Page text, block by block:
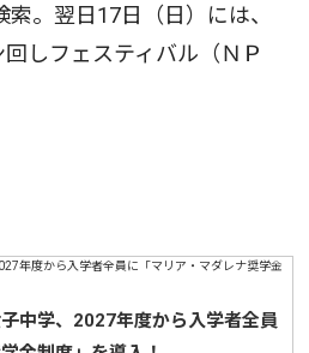
。翌日17日（日）には、
しフェスティバル（ＮＰ
子中学、2027年度から入学者全員